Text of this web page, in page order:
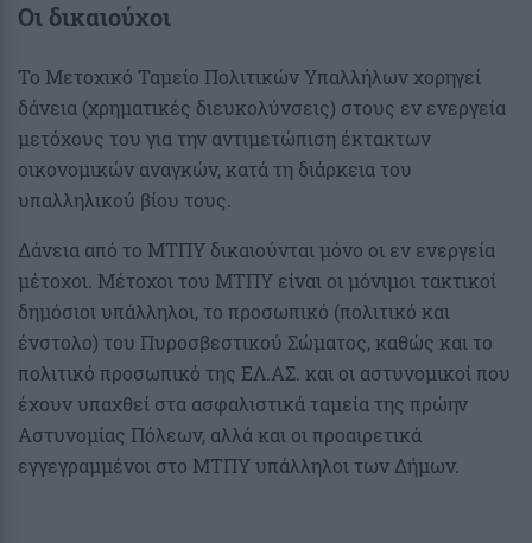
Οι δικαιούχοι
Το Μετοχικό Ταμείο Πολιτικών Υπαλλήλων χορηγεί
δάνεια (χρηματικές διευκολύνσεις) στους εν ενεργεία
μετόχους του για την αντιμετώπιση έκτακτων
οικονομικών αναγκών, κατά τη διάρκεια του
υπαλληλικού βίου τους.
Δάνεια από το ΜΤΠΥ δικαιούνται μόνο οι εν ενεργεία
μέτοχοι. Μέτοχοι του ΜΤΠΥ είναι οι μόνιμοι τακτικοί
δημόσιοι υπάλληλοι, το προσωπικό (πολιτικό και
ένστολο) του Πυροσβεστικού Σώματος, καθώς και το
πολιτικό προσωπικό της ΕΛ.ΑΣ. και οι αστυνομικοί που
έχουν υπαχθεί στα ασφαλιστικά ταμεία της πρώην
Αστυνομίας Πόλεων, αλλά και οι προαιρετικά
εγγεγραμμένοι στο ΜΤΠΥ υπάλληλοι των Δήμων.